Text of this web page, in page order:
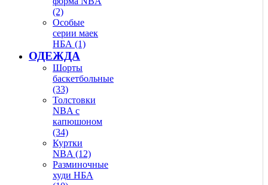
(2)
Особые
серии маек
НБА (1)
ОДЕЖДА
Шорты
баскетбольные
(33)
Толстовки
NBA с
капюшоном
(34)
Куртки
NBA (12)
Разминочные
худи НБА